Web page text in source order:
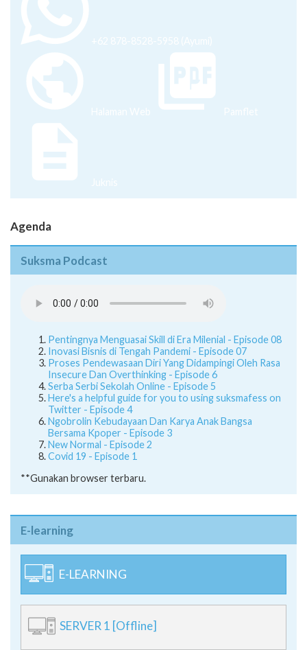
+62 878-8528-5958 (Ayumi)
Halaman Web Pamflet
Juknis
Agenda
Suksma Podcast
Pentingnya Menguasai Skill di Era Milenial - Episode 08
Inovasi Bisnis di Tengah Pandemi - Episode 07
Proses Pendewasaan Diri Yang Didampingi Oleh Rasa
Insecure Dan Overthinking - Episode 6
Serba Serbi Sekolah Online - Episode 5
Here's a helpful guide for you to using suksmafess on
Twitter - Episode 4
Ngobrolin Kebudayaan Dan Karya Anak Bangsa
Bersama Kpoper - Episode 3
New Normal - Episode 2
Covid 19 - Episode 1
**Gunakan browser terbaru.
E-learning
E-LEARNING
SERVER 1 [Offline]